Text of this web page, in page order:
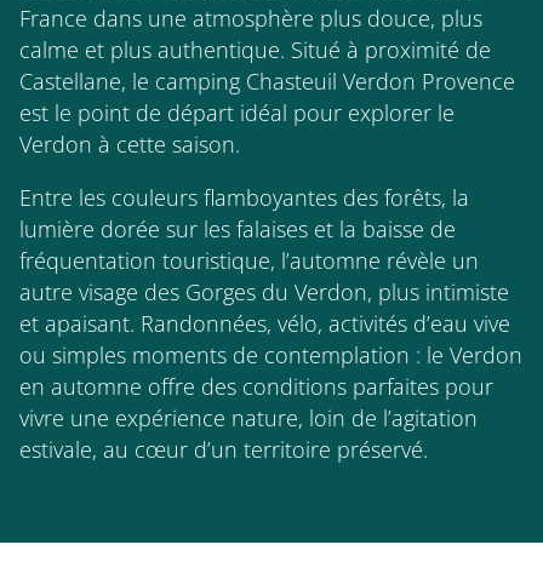
France dans une atmosphère plus douce, plus
calme et plus authentique. Situé à proximité de
Castellane, le camping Chasteuil Verdon Provence
est le point de départ idéal pour explorer le
Verdon à cette saison.
Entre les couleurs flamboyantes des forêts, la
lumière dorée sur les falaises et la baisse de
fréquentation touristique, l’automne révèle un
autre visage des Gorges du Verdon, plus intimiste
et apaisant. Randonnées, vélo, activités d’eau vive
ou simples moments de contemplation : le Verdon
en automne offre des conditions parfaites pour
vivre une expérience nature, loin de l’agitation
estivale, au cœur d’un territoire préservé.